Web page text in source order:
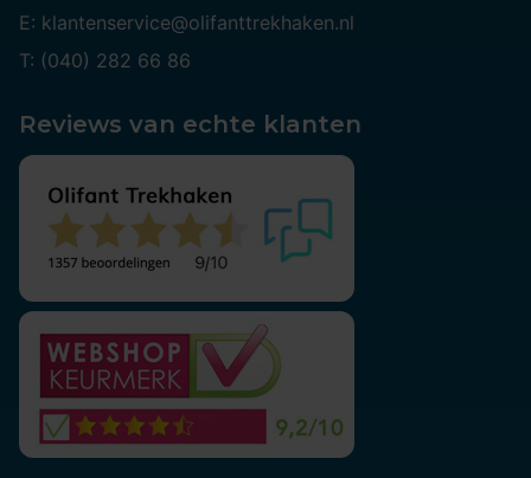
E: klantenservice@olifanttrekhaken.nl
T: (040) 282 66 86
Reviews van echte klanten